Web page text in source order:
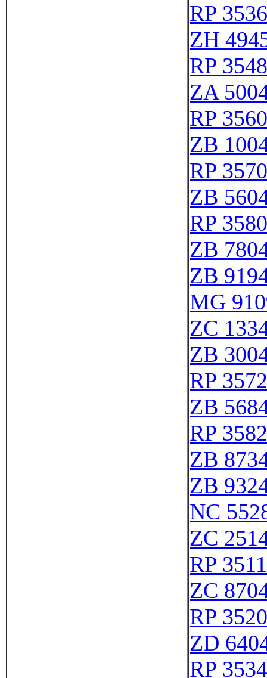
RP
ZH
RP
ZA
RP
ZB
RP
ZB
RP
ZB
ZB
MG
ZC
ZB
RP
ZB
RP
ZB
ZB
NC
ZC
RP
ZC
RP
ZD
RP